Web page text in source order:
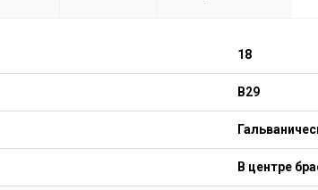
18
B29
В центре